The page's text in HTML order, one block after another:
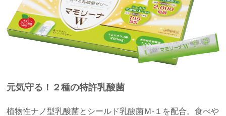
元気守る！２種の特許乳酸菌
植物性ナノ型乳酸菌とシールド乳酸菌Ｍ-１を配合。食べや